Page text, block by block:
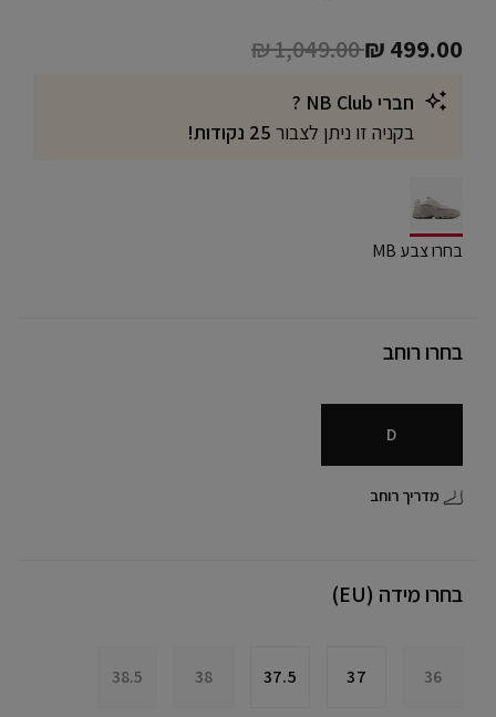
Price reduced from
₪ 1,049.00to
₪ 499.00
חברי NB Club ?
בקניה זו ניתן לצבור
selected
בחרו צבע MB
בחרו רוחב
D
מדריך רוחב
בחרו מידה (EU)
36
37
37.5
38
38.5